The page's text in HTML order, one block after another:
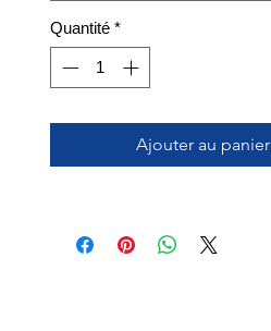
Quantité *
Ajouter au panier